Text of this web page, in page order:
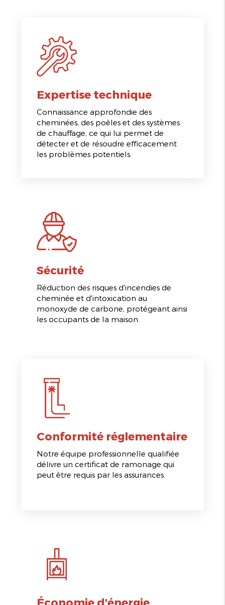
Expertise technique
Connaissance approfondie des
cheminées, des poêles et des systèmes
de chauffage, ce qui lui permet de
détecter et de résoudre efficacement
les problèmes potentiels.
Sécurité
Réduction des risques d'incendies de
cheminée et d'intoxication au
monoxyde de carbone, protégeant ainsi
les occupants de la maison.
Conformité réglementaire
Notre équipe professionnelle qualifiée
délivre un certificat de ramonage qui
peut être requis par les assurances.
Économie d'énergie